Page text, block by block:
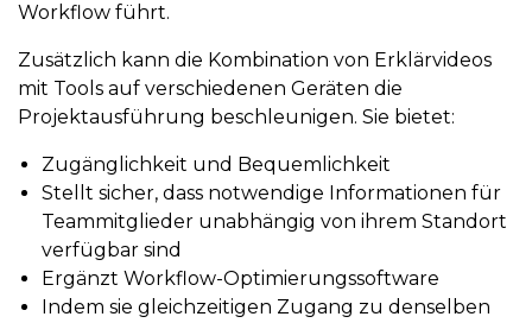
Workflow führt.
Zusätzlich kann die Kombination von Erklärvideos
mit Tools auf verschiedenen Geräten die
Projektausführung beschleunigen. Sie bietet:
Zugänglichkeit und Bequemlichkeit
Stellt sicher, dass notwendige Informationen für
Teammitglieder unabhängig von ihrem Standort
verfügbar sind
Ergänzt Workflow-Optimierungssoftware
Indem sie gleichzeitigen Zugang zu denselben